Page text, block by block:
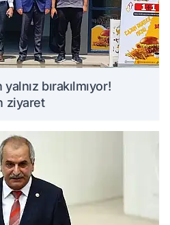
bırakılmıyor!
ziyaret